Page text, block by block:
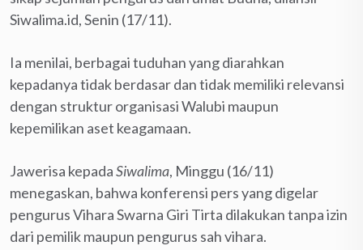
Siwalima.id, Senin (17/11).
Ia menilai, berbagai tuduhan yang diarahkan
kepadanya tidak berdasar dan tidak memiliki rele­vansi
dengan struktur organisasi Walubi maupun
kepemilikan aset keagamaan.
Jawerisa kepadaSiwalima, Minggu (16/11)
menegaskan, bahwa konferensi pers yang digelar
pengurus Vihara Swarna Giri Tirta dilakukan tanpa izin
dari pemilik maupun pengurus sah vihara.